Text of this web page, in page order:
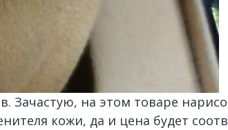
Зачастую, на этом товаре
кожи, да и цена будет